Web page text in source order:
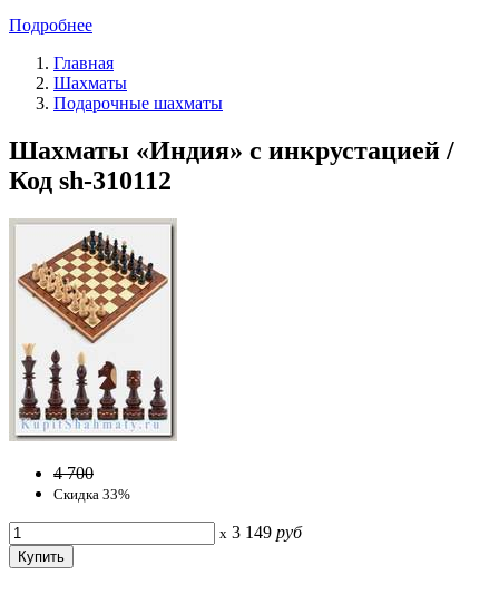
Подробнее
Главная
Шахматы
Подарочные шахматы
Шахматы «Индия» с инкрустацией /
Код sh-310112
4 700
Скидка 33%
x 3 149 руб